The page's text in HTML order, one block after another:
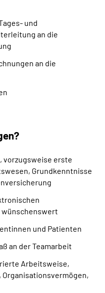
und
an die
an die
vorzugsweise erste
Grundkenntnisse
wünschenswert
und Patienten
an der Teamarbeit
Arbeitsweise,